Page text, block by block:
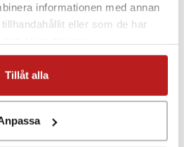
informationen med annan
eller som de har
Tillåt alla
en uppstartkostnad.
. Här presenteras mätdatan för
klar bild utav situationen, med
en graf.
har en begränsning till
sedan skrivas över.